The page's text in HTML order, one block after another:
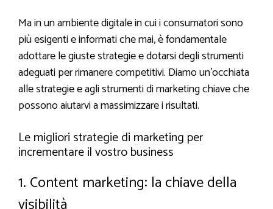
Ma in un ambiente digitale in cui i consumatori sono
più esigenti e informati che mai, è fondamentale
adottare le giuste strategie e dotarsi degli strumenti
adeguati per rimanere competitivi. Diamo un’occhiata
alle strategie e agli strumenti di marketing chiave che
possono aiutarvi a massimizzare i risultati.
Le migliori strategie di marketing per
incrementare il vostro business
1. Content marketing: la chiave della